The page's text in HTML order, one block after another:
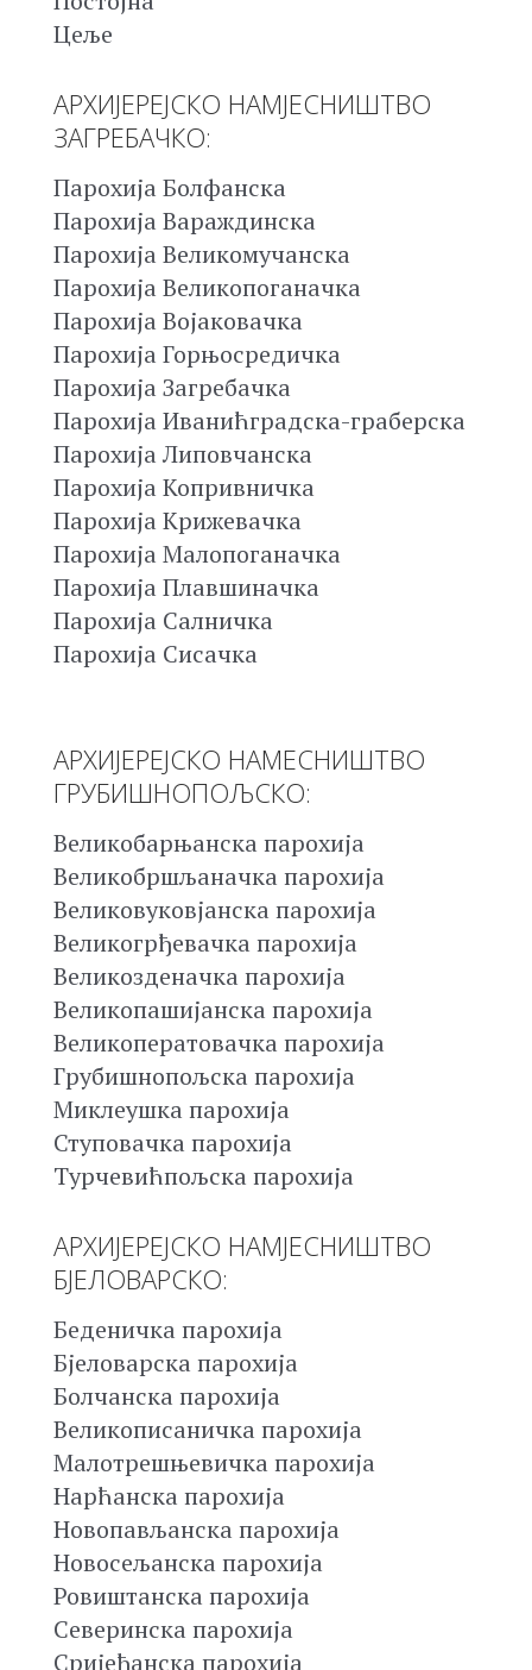
Цеље
АРХИЈЕРЕЈСКО НАМЈЕСНИШТВО
ЗАГРЕБАЧКО:
Парохија Болфанска
Парохија Вараждинска
Парохија Великомучанска
Парохија Великопоганачка
Парохија Војаковачка
Парохија Горњосредичка
Парохија Загребачка
Парохија Иванићградска-граберска
Парохија Липовчанска
Парохија Копривничка
Парохија Крижевачка
Парохија Малопоганачка
Парохија Плавшиначка
Парохија Салничка
Парохија Сисачка
АРХИЈЕРЕЈСКО НАМЕСНИШТВО
ГРУБИШНОПОЉСКО:
Великобарњанска парохија
Великобршљаначка парохија
Великовуковјанска парохија
Великогрђевачка парохија
Великозденачка парохија
Великопашијанска парохија
Великоператовачка парохија
Грубишнопољска парохија
Миклеушка парохија
Ступовачка парохија
Турчевићпољска парохија
АРХИЈЕРЕЈСКО НАМЈЕСНИШТВО
БЈЕЛОВАРСКО:
Беденичка парохија
Бјеловарска парохија
Болчанска парохија
Великописаничка парохија
Малотрешњевичка парохија
Нарћанска парохија
Новопављанска парохија
Новосељанска парохија
Ровиштанска парохија
Северинска парохија
Сријеђанска парохија